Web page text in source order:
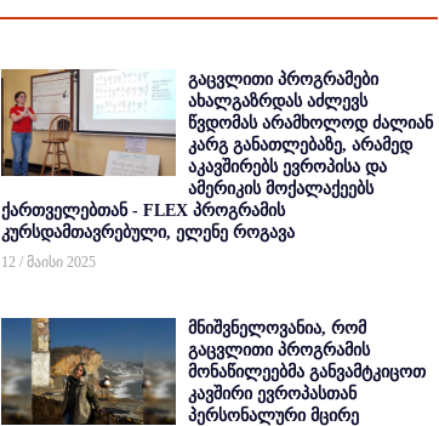
გაცვლითი პროგრამები
ახალგაზრდას აძლევს
წვდომას არამხოლოდ ძალიან
კარგ განათლებაზე, არამედ
აკავშირებს ევროპისა და
ამერიკის მოქალაქეებს
ქართველებთან - FLEX პროგრამის
კურსდამთავრებული, ელენე როგავა
12 / მაისი 2025
მნიშვნელოვანია, რომ
გაცვლითი პროგრამის
მონაწილეებმა განვამტკიცოთ
კავშირი ევროპასთან
პერსონალური მცირე